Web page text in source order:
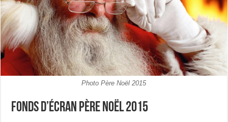
Photo Père Noël 2015
Fonds d’écran Père Noël 2015